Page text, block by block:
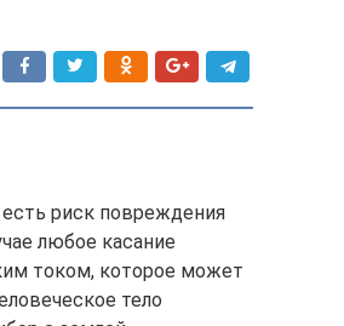
риск повреждения
любое касание
током, которое может
тело